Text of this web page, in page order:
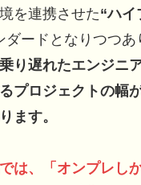
を連携させた“ハイ
ダードとなりつつあ
り遅れたエンジニ
プロジェクトの幅
ます。
は、「オンプレし